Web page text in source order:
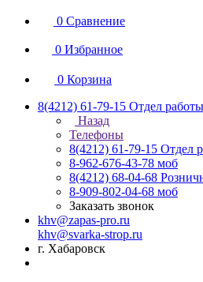
0 Сравнение
0 Избранное
0 Корзина
8(4212) 61-79-15 Отдел
Назад
Телефоны
8(4212) 61-79-15 Отдел
8-962-676-43-78 моб
8(4212) 68-04-68
8-909-802-04-68 моб
Заказать звонок
khv@zapas-pro.ru
khv@svarka-strop.ru
г. Хабаровск